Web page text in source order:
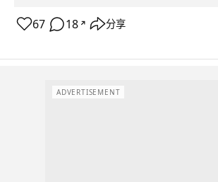
67 18 ↗ 分享
ADVERTISEMENT